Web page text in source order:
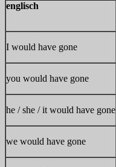
englisch
I would have gone
you would have gone
he / she / it would have gone
we would have gone